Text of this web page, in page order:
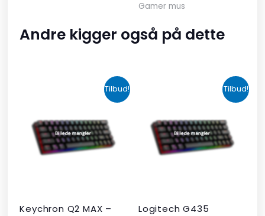
Gamer mus
Andre kigger også på dette
Tilbud!
Keychron Q2 MAX –
oprindelige
pris
var:
kr. 2.190,00.
Den
aktuelle
pris
er:
kr. 1.465,00.
Tilbud!
Logitech G435
oprindelige
pris
var:
kr. 599,00.
aktuelle
pris
er:
kr. 399,00.